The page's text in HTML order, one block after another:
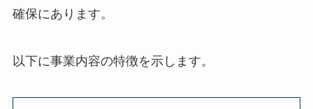
確保にあります。
以下に事業内容の特徴を示します。